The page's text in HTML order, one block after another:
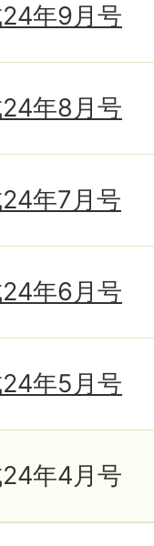
年9月号
年8月号
年7月号
年6月号
年5月号
年4月号